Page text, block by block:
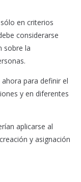
en criterios
considerarse
sobre la
para definir el
y en diferentes
aplicarse al
y asignación